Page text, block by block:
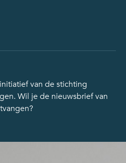
van de stichting
Wil je de nieuwsbrief van